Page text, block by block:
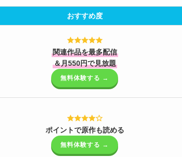
おすすめ度
関連作品を最多配信
＆月550円で見放題
無料体験する →
ポイントで原作も読める
無料体験する →